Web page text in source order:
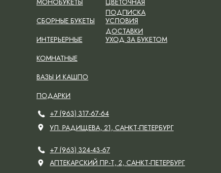
СБОРНЫЕ БУКЕТЫ
ИНТЕРЬЕРНЫЕ
КОМНАТНЫЕ
ВАЗЫ И КАШПО
ПОДАРКИ
ПОДПИСКА
УСЛОВИЯ
ДОСТАВКИ
УХОД ЗА БУКЕТОМ
АПТЕКАРСКИЙ ПР-Т, 2, САНКТ-ПЕТЕРБУРГ
+7 (963) 317-67-64
УЛ. РАДИЩЕВА, 21, САНКТ-ПЕТЕРБУРГ
+7 (963) 324-43-67